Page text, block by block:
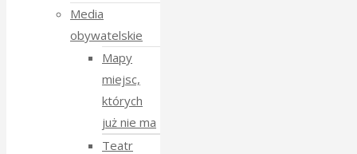
Media
obywatelskie
Mapy
miejsc,
których
już nie ma
Teatr